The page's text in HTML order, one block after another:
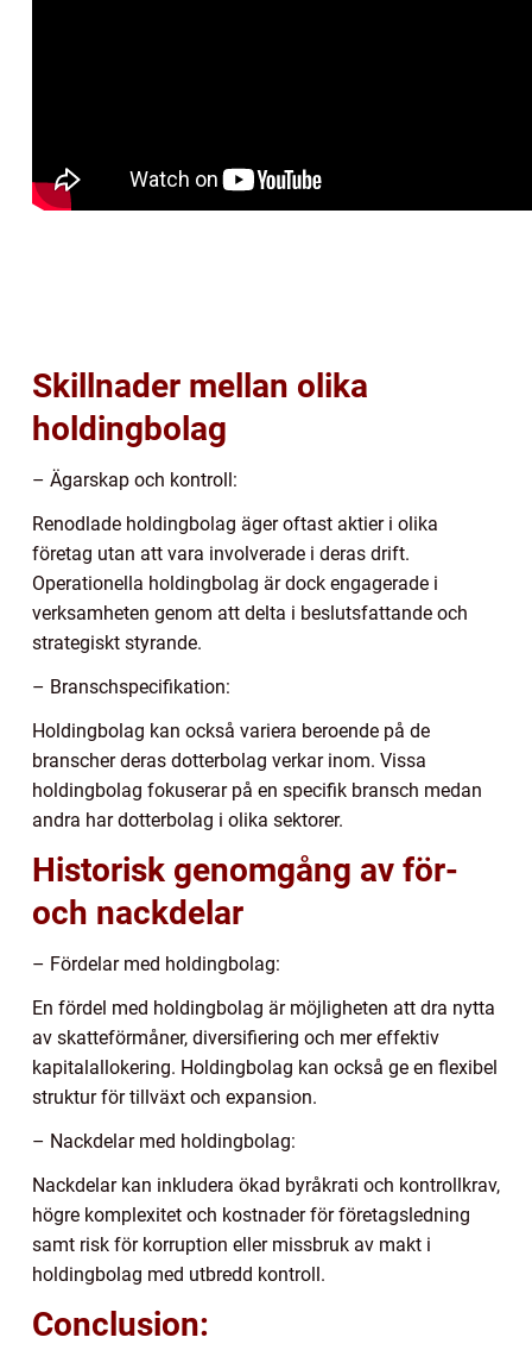
Skillnader mellan olika
holdingbolag
– Ägarskap och kontroll:
Renodlade holdingbolag äger oftast aktier i olika
företag utan att vara involverade i deras drift.
Operationella holdingbolag är dock engagerade i
verksamheten genom att delta i beslutsfattande och
strategiskt styrande.
– Branschspecifikation:
Holdingbolag kan också variera beroende på de
branscher deras dotterbolag verkar inom. Vissa
holdingbolag fokuserar på en specifik bransch medan
andra har dotterbolag i olika sektorer.
Historisk genomgång av för-
och nackdelar
– Fördelar med holdingbolag:
En fördel med holdingbolag är möjligheten att dra nytta
av skatteförmåner, diversifiering och mer effektiv
kapitalallokering. Holdingbolag kan också ge en flexibel
struktur för tillväxt och expansion.
– Nackdelar med holdingbolag:
Nackdelar kan inkludera ökad byråkrati och kontrollkrav,
högre komplexitet och kostnader för företagsledning
samt risk för korruption eller missbruk av makt i
holdingbolag med utbredd kontroll.
Conclusion: